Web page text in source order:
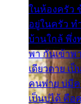
ในห้องครัว
อยู่ในครัว ท
บ้านใกล้ พึ่ง
พา กันเข้าพ
เดียวดาย เ
คนพ่าย บ่มีค
เป็นบ่ได้ คือ